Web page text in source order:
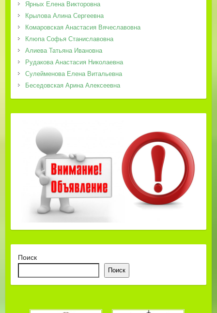
Ярных Елена Викторовна
Крылова Алина Сергеевна
Комаровская Анастасия Вячеславовна
Клюпа Софья Станиславовна
Алиева Татьяна Ивановна
Рудакова Анастасия Николаевна
Сулейменова Елена Витальевна
Беседовская Арина Алексеевна
Поиск
Поиск